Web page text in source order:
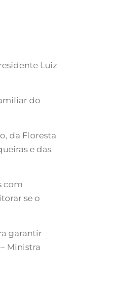
Luiz
do
da Floresta
e das
com
se o
garantir
Ministra